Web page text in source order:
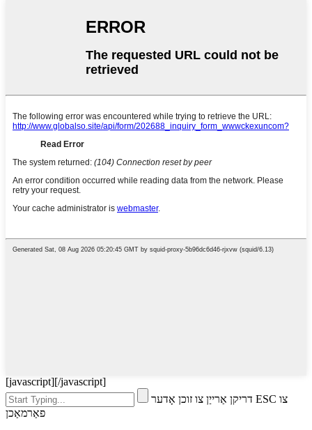
[javascript][/javascript]
דריקן אַרייַן צו זוכן אָדער ESC צו
פאַרמאַכן